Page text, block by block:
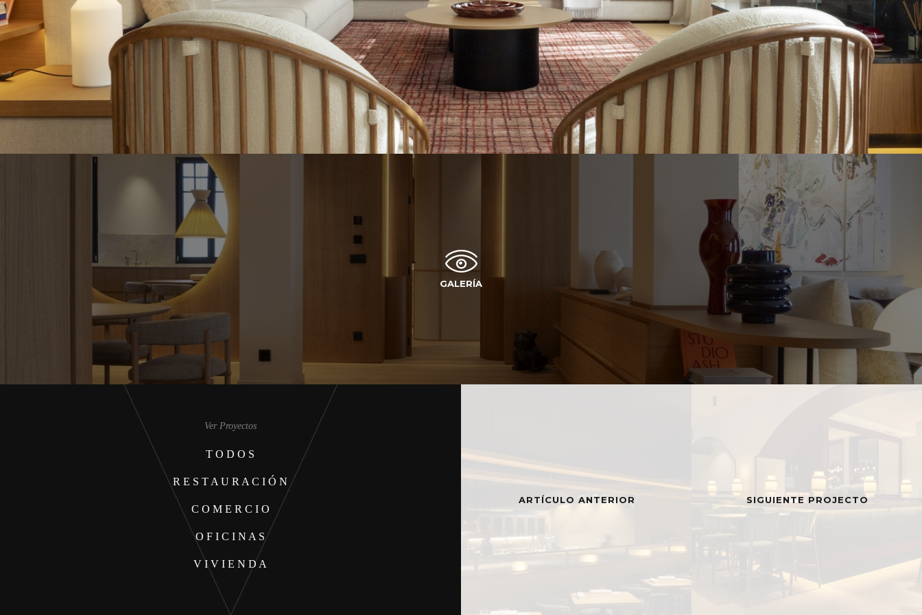
GALERÍA
Ver Proyectos
T O D O S
R E S T A U R A C I Ó N
C O M E R C I O
O F I C I N A S
V I V I E N D A
ARTÍCULO ANTERIOR SIGUIENTE PROJECTO